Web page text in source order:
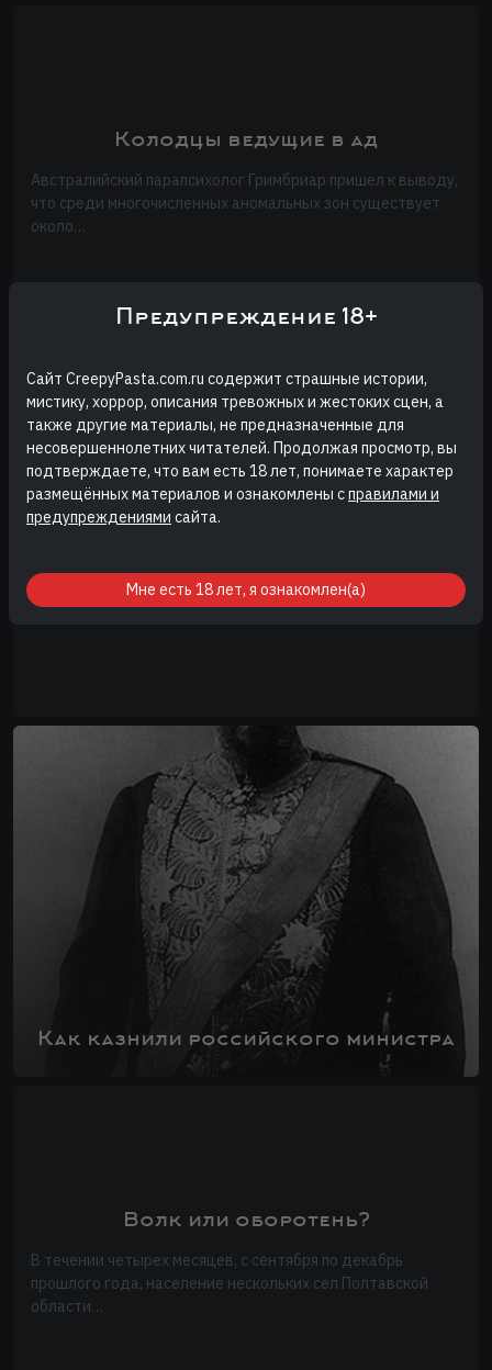
Колодцы ведущие в ад
Австралийский парапсихолог Гримбриар пришел к выводу,
что среди многочисленных аномальных зон существует
около…
Муля Бендецкий
Как казнили российского министра
Волк или оборотень?
В течении четырех месяцев, с сентября по декабрь
прошлого года, население нескольких сел Полтавской
области…
Предупреждение 18+
Сайт CreepyPasta.com.ru содержит страшные истории,
мистику, хоррор, описания тревожных и жестоких сцен, а
также другие материалы, не предназначенные для
несовершеннолетних читателей. Продолжая просмотр, вы
подтверждаете, что вам есть 18 лет, понимаете характер
размещённых материалов и ознакомлены справилами и
предупреждениями сайта.
Мне есть 18 лет, я ознакомлен(а)